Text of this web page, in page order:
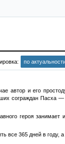
по
автор и его
сограждан Пасха
героя занимает
все 365 дней в году,